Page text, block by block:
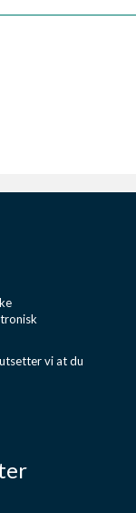
vi at du